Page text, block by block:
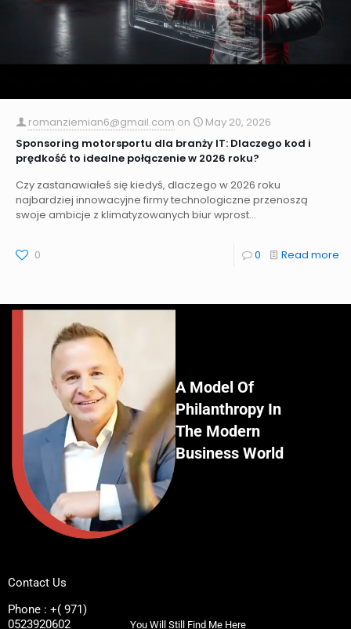
romanziemian6@gmail.com on
May 20, 2026
Sponsoring motorsportu dla branży IT: Dlaczego kod i
prędkość to idealne połączenie w 2026 roku?
Czy zastanawiałeś się kiedyś, dlaczego w 2026 roku
najbardziej innowacyjne firmy technologiczne przenoszą
swoje ambicje z klimatyzowanych biur wprost...
0 0 Read more
A Model Of
Philanthropy In
The Modern
Business World
Contact Us
Phone : +( 971)
0523920602
You Will Still Find Me Here